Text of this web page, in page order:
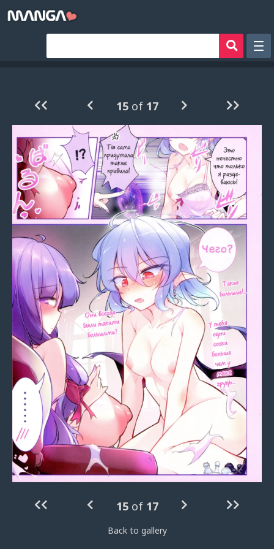
Аниме хентай
Сборники манги
Sign in
Register
15 of 17
15 of 17
Back to gallery